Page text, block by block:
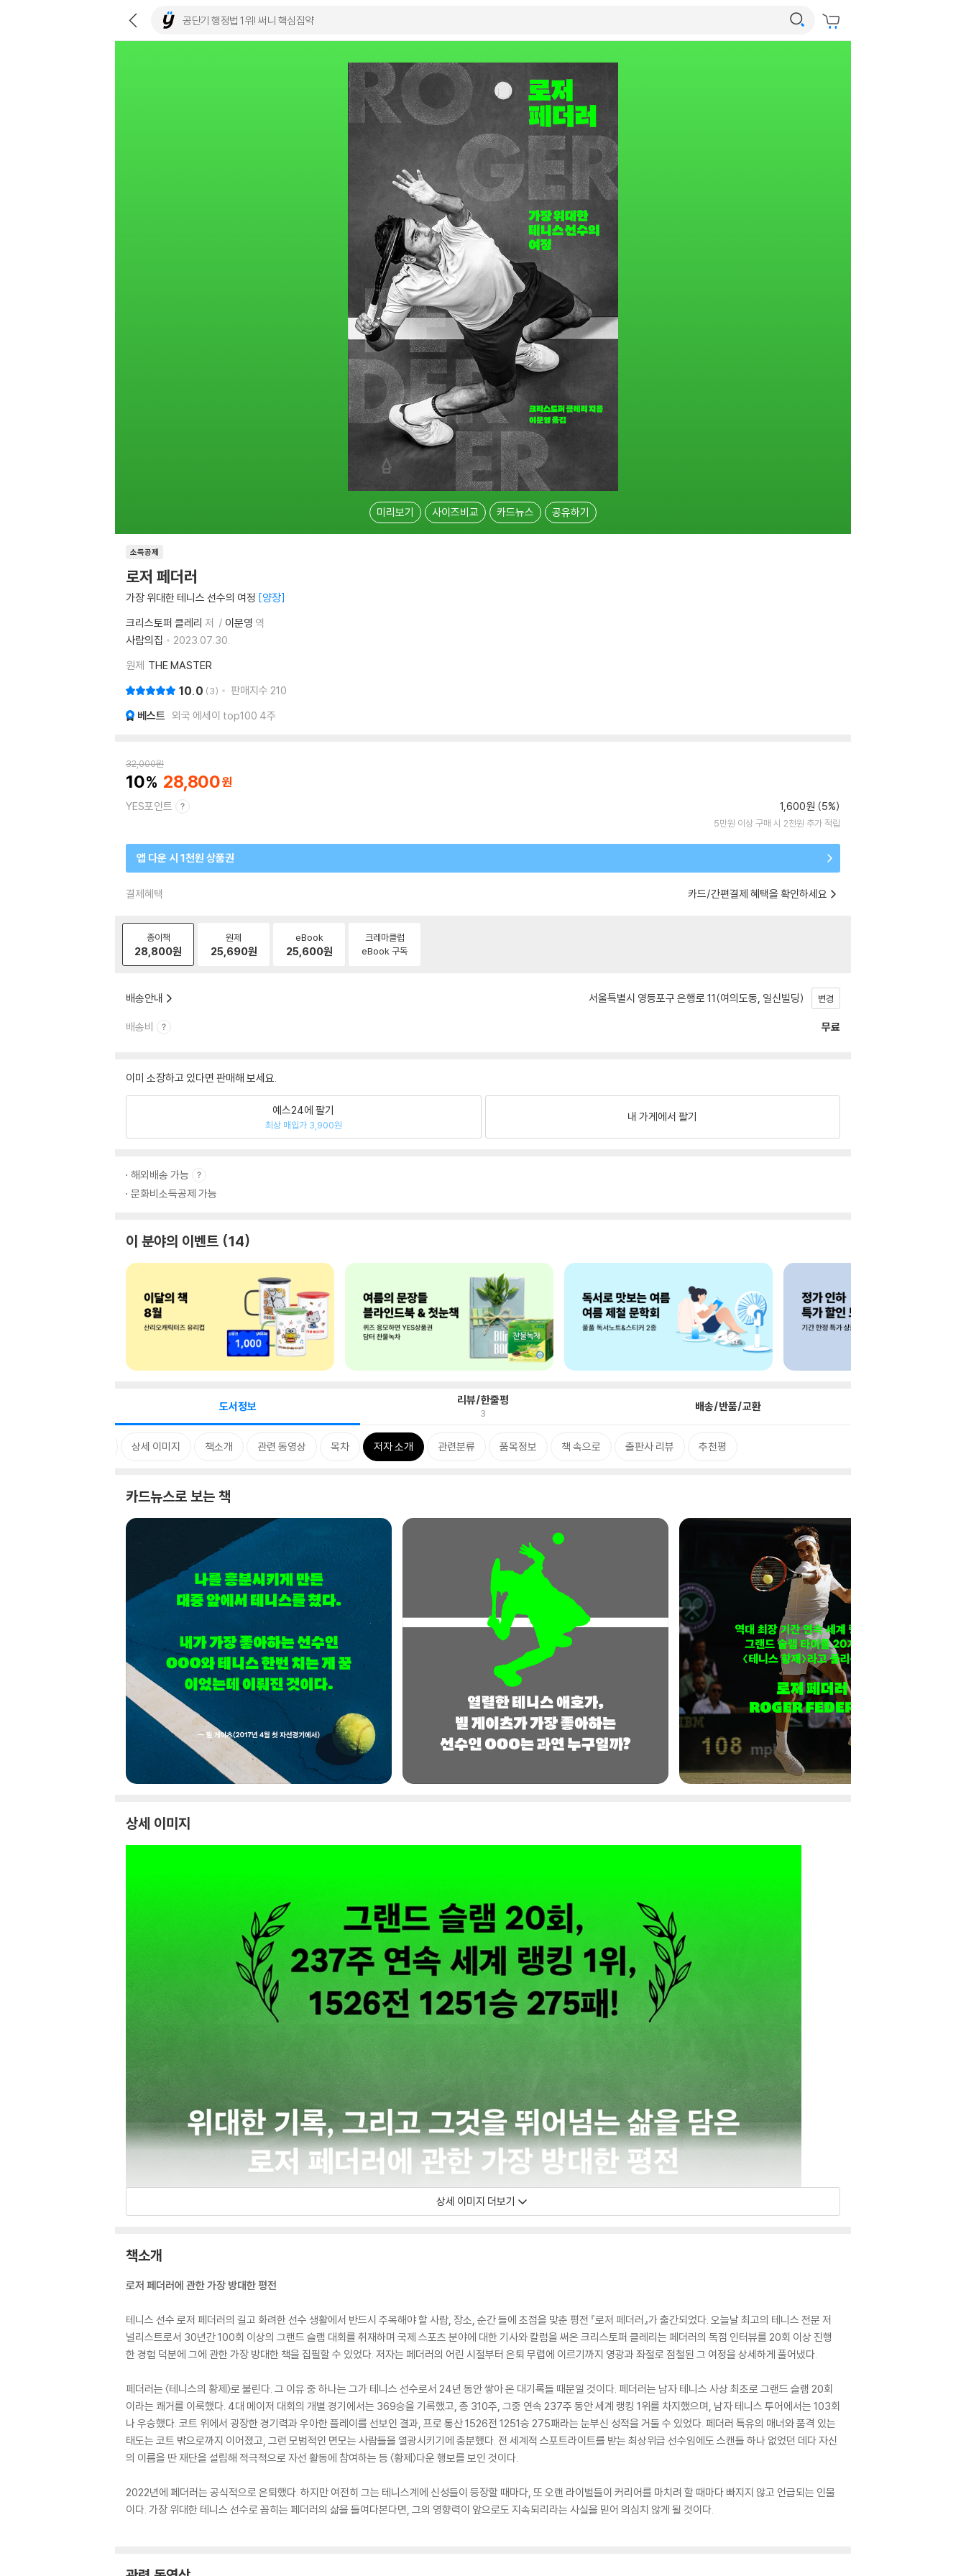
미리보기 사이즈비교 카드뉴스 공유하기
소득공제
로저 페더러
가장 위대한 테니스 선수의 여정 양장
크리스토퍼 클레리 저 이문영 역
사람의집
2023.07.30.
원제 THE MASTER
10.0 3 판매지수 210
베스트 외국 에세이 top100 4주
32,000원
10 28,800
YES포인트 1,600원 (5%)
5만원 이상 구매 시 2천원 추가 적립
앱 다운 시 1천원 상품권
결제혜택 카드/간편결제 혜택을 확인하세요
종이책
28,800원
원제
25,690원
eBook
25,600원
크레마클럽
eBook 구독
배송안내 서울특별시 영등포구 은행로 11(여의도동, 일신빌딩) 변경
배송비 무료
이미 소장하고 있다면 판매해 보세요.
예스24에 팔기
최상 매입가 3,900원
내 가게에서 팔기
해외배송 가능
문화비소득공제 가능
이 분야의 이벤트 14
도서정보 리뷰/한줄평
3 배송/반품/교환
상세 이미지 책소개 관련 동영상 목차 저자 소개 관련분류 품목정보 책 속으로 출판사 리뷰 추천평
카드뉴스로 보는 책
상세 이미지
상세 이미지 더보기
책소개
로저 페더러에 관한 가장 방대한 평전
테니스 선수 로저 페더러의 길고 화려한 선수 생활에서 반드시 주목해야 할 사람, 장소, 순간 들에 초점을 맞춘 평전 『로저 페더러』가 출간되었다. 오늘날 최고의 테니스 전문 저
널리스트로서 30년간 100회 이상의 그랜드 슬램 대회를 취재하며 국제 스포츠 분야에 대한 기사와 칼럼을 써온 크리스토퍼 클레리는 페더러의 독점 인터뷰를 20회 이상 진행
한 경험 덕분에 그에 관한 가장 방대한 책을 집필할 수 있었다. 저자는 페더러의 어린 시절부터 은퇴 무렵에 이르기까지 영광과 좌절로 점철된 그 여정을 상세하게 풀어냈다.
페더러는 〈테니스의 황제〉로 불린다. 그 이유 중 하나는 그가 테니스 선수로서 24년 동안 쌓아 온 대기록들 때문일 것이다. 페더러는 남자 테니스 사상 최초로 그랜드 슬램 20회
이라는 쾌거를 이룩했다. 4대 메이저 대회의 개별 경기에서는 369승을 기록했고, 총 310주, 그중 연속 237주 동안 세계 랭킹 1위를 차지했으며, 남자 테니스 투어에서는 103회
나 우승했다. 코트 위에서 굉장한 경기력과 우아한 플레이를 선보인 결과, 프로 통산 1526전 1251승 275패라는 눈부신 성적을 거둘 수 있었다. 페더러 특유의 매너와 품격 있는
태도는 코트 밖으로까지 이어졌고, 그런 모범적인 면모는 사람들을 열광시키기에 충분했다. 전 세계적 스포트라이트를 받는 최상위급 선수임에도 스캔들 하나 없었던 데다 자신
의 이름을 딴 재단을 설립해 적극적으로 자선 활동에 참여하는 등 〈황제〉다운 행보를 보인 것이다.
2022년에 페더러는 공식적으로 은퇴했다. 하지만 여전히 그는 테니스계에 신성들이 등장할 때마다, 또 오랜 라이벌들이 커리어를 마치려 할 때마다 빠지지 않고 언급되는 인물
이다. 가장 위대한 테니스 선수로 꼽히는 페더러의 삶을 들여다본다면, 그의 영향력이 앞으로도 지속되리라는 사실을 믿어 의심치 않게 될 것이다.